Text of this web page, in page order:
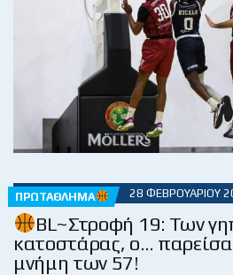
ΠΡΩΤΆΘΛΗΜΑ 28 ΦΕΒΡΟΥΑΡΊΟΥ
BL~Στροφή 19: Των
κατοστάρας, ο…
μνήμη των 57!